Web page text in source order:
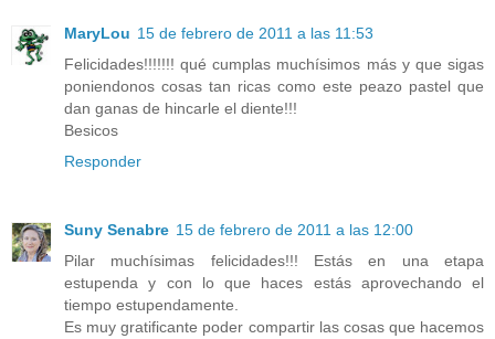
MaryLou 15 de febrero de 2011 a las 11:53
Felicidades!!!!!!! qué cumplas muchísimos más y que sigas
poniendonos cosas tan ricas como este peazo pastel que
dan ganas de hincarle el diente!!!
Besicos
Responder
Suny Senabre 15 de febrero de 2011 a las 12:00
Pilar muchísimas felicidades!!! Estás en una etapa
estupenda y con lo que haces estás aprovechando el
tiempo estupendamente.
Es muy gratificante poder compartir las cosas que hacemos